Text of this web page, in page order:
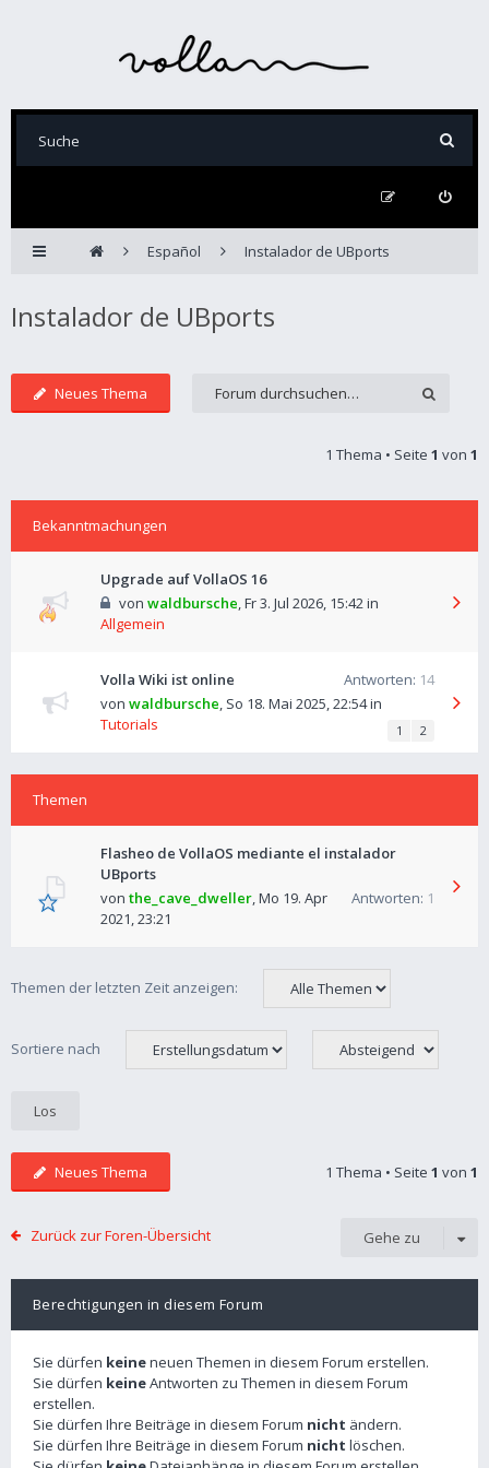
Español Instalador de UBports
Instalador de UBports
Neues Thema
1 Thema • Seite 1 von 1
Bekanntmachungen
Upgrade auf VollaOS 16
von waldbursche,Fr 3. Jul 2026, 15:42in
Allgemein
Volla Wiki ist online Antworten: 14
von waldbursche, So 18. Mai 2025, 22:54in
Tutorials
1 2
Themen
Flasheo de VollaOS mediante el instalador
UBports
Antworten: 1
von the_cave_dweller,Mo 19. Apr
2021, 23:21
Themen der letzten Zeit anzeigen:
Sortiere nach
Neues Thema 1 Thema • Seite 1 von 1
Zurück zur Foren-Übersicht Gehe zu
Berechtigungen in diesem Forum
Sie dürfen keineneuen Themen in diesem Forum erstellen.
Sie dürfen keineAntworten zu Themen in diesem Forum
erstellen.
Sie dürfen Ihre Beiträge in diesem Forum nicht ändern.
Sie dürfen Ihre Beiträge in diesem Forum nicht löschen.